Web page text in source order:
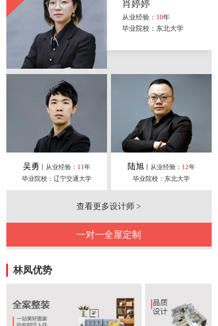
肖婷婷
从业经验： 10年
毕业院校：东北大学
吴勇 丨从业经验： 11年
毕业院校：辽宁交通大学
陆旭丨从业经验： 12年
毕业院校：东北大学
查看更多设计师 >
一对一全屋定制
林凤优势